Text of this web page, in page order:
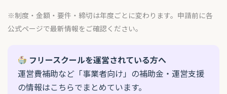
※制度・金額・要件・締切は年度ごとに変わります。申請前に各
公式ページで最新情報をご確認ください。
フリースクールを運営されている方へ
運営費補助など「事業者向け」の補助金・運営支援
の情報はこちらでまとめています。